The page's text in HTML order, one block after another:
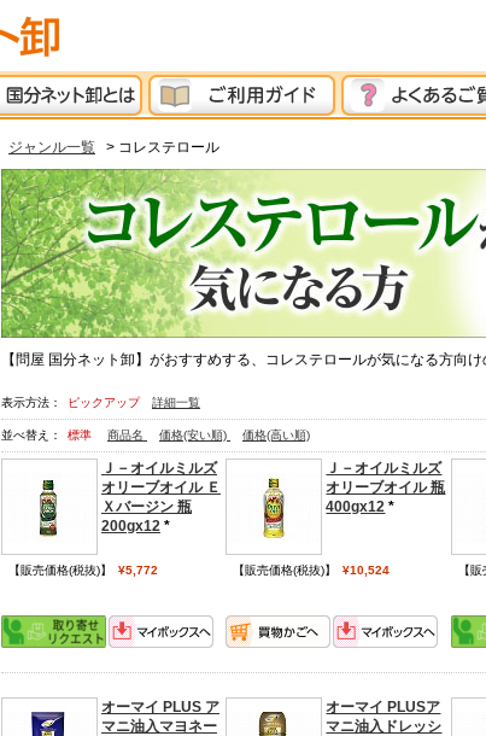
ジャンル一覧 > コレステロール
【問屋 国分ネット卸】がおすすめする、コレステロールが気になる方向け
表示方法： ピックアップ 詳細一覧
並べ替え： 標準 商品名 価格(安い順) 価格(高い順)
Ｊ－オイルミルズ
オリーブオイル Ｅ
Ｘバージン 瓶
200gx12 *
【販売価格(税抜)】 ¥5,772
Ｊ－オイルミルズ
オリーブオイル 瓶
400gx12 *
【販売価格(税抜)】 ¥10,524 【
オーマイ PLUS ア
マニ油入マヨネー
オーマイ PLUSア
マニ油入ドレッシ